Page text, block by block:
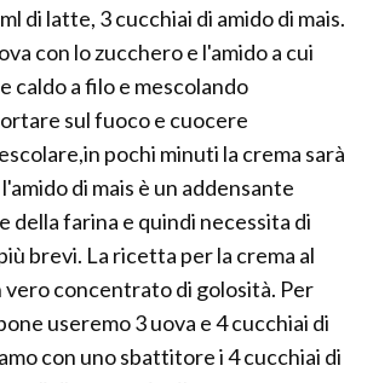
di latte, 3 cucchiai di amido di mais.
con lo zucchero e l'amido a cui
caldo a filo e mescolando
sul fuoco e cuocere
pochi minuti la crema sarà
di mais è un addensante
della farina e quindi necessita di
brevi. La ricetta per la crema al
vero concentrato di golosità. Per
useremo 3 uova e 4 cucchiai di
con uno sbattitore i 4 cucchiai di